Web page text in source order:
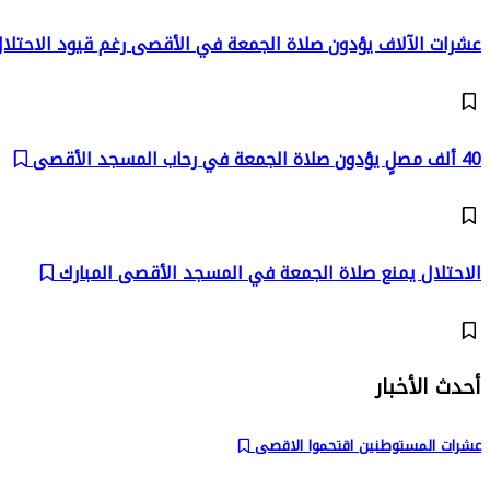
عشرات الآلاف يؤدون صلاة الجمعة في الأقصى رغم قيود
40 ألف مصلٍ يؤدون صلاة الجمعة في رحاب المسجد الأقصى
الاحتلال يمنع صلاة الجمعة في المسجد الأقصى المبارك
أحدث الأخبار
عشرات المستوطنين اقتحموا الاقصى